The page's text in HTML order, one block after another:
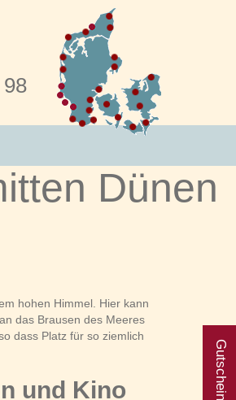
Gutschein »
Dünen
hohen Himmel. Hier kann
das Brausen des Meeres
dass Platz für so ziemlich
und Kino